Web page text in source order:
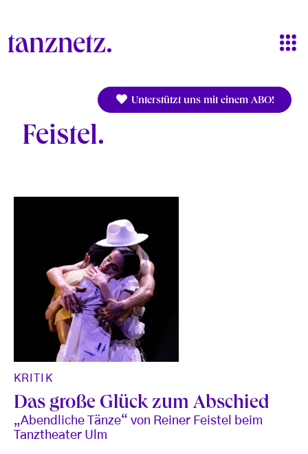
Unterstützt uns mit einem ABO!
Feistel
KRITIK
Das große Glück zum Abschied
„Abendliche Tänze“ von Reiner Feistel beim
Tanztheater Ulm